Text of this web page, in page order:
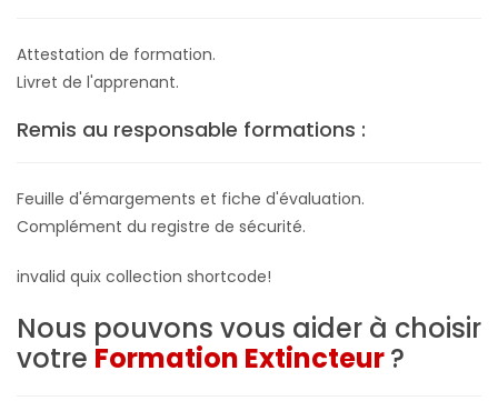
Attestation de formation.
Livret de l'apprenant.
Remis au responsable formations :
Feuille d'émargements et fiche d'évaluation.
Complément du registre de sécurité.
invalid quix collection shortcode!
Nous pouvons vous aider à choisir
votre Formation Extincteur?